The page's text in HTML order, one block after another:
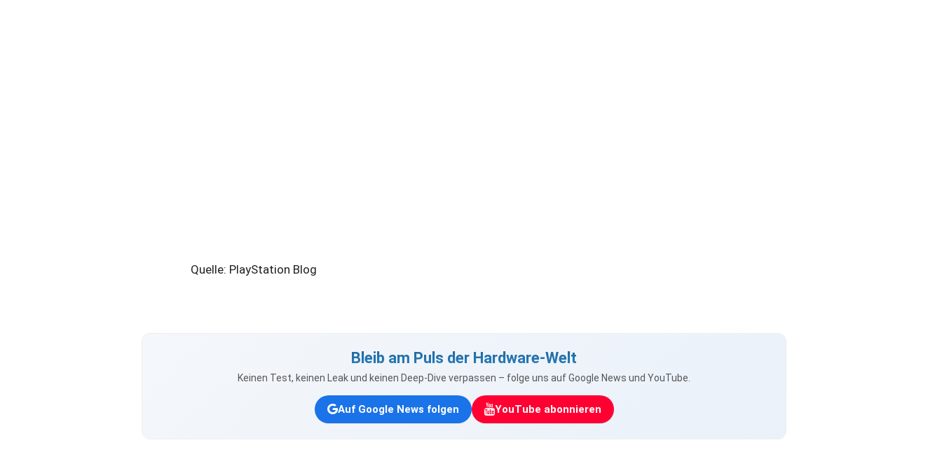
Quelle: PlayStation Blog
Bleib am Puls der Hardware-Welt
Keinen Test, keinen Leak und keinen Deep-Dive verpassen – folge uns auf Google News und YouTube.
Auf Google News folgen YouTube abonnieren